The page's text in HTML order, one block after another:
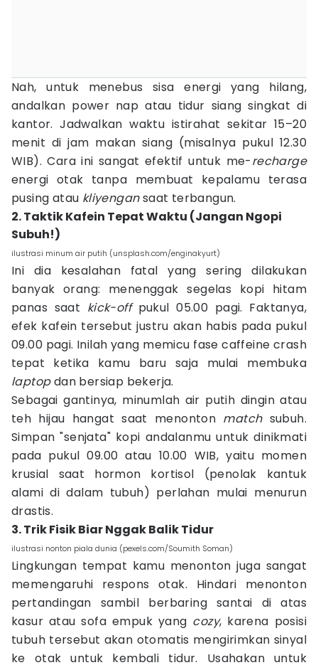
Nah, untuk menebus sisa energi yang hilang,
andalkan power nap atau tidur siang singkat di
kantor. Jadwalkan waktu istirahat sekitar 15–20
menit di jam makan siang (misalnya pukul 12.30
WIB). Cara ini sangat efektif untuk me-recharge
energi otak tanpa membuat kepalamu terasa
pusing atau kliyengansaat terbangun.
2. Taktik Kafein Tepat Waktu (Jangan Ngopi
Subuh!)
ilustrasi minum air putih (unsplash.com/enginakyurt)
Ini dia kesalahan fatal yang sering dilakukan
banyak orang: menenggak segelas kopi hitam
panas saat kick-offpukul 05.00 pagi. Faktanya,
efek kafein tersebut justru akan habis pada pukul
09.00 pagi. Inilah yang memicu fase caffeine crash
tepat ketika kamu baru saja mulai membuka
laptopdan bersiap bekerja.
Sebagai gantinya, minumlah air putih dingin atau
teh hijau hangat saat menonton matchsubuh.
Simpan "senjata" kopi andalanmu untuk dinikmati
pada pukul 09.00 atau 10.00 WIB, yaitu momen
krusial saat hormon kortisol (penolak kantuk
alami di dalam tubuh) perlahan mulai menurun
drastis.
3. Trik Fisik Biar Nggak Balik Tidur
ilustrasi nonton piala dunia (pexels.com/Soumith Soman)
Lingkungan tempat kamu menonton juga sangat
memengaruhi respons otak. Hindari menonton
pertandingan sambil berbaring santai di atas
kasur atau sofa empuk yang cozy, karena posisi
tubuh tersebut akan otomatis mengirimkan sinyal
ke otak untuk kembali tidur. Usahakan untuk